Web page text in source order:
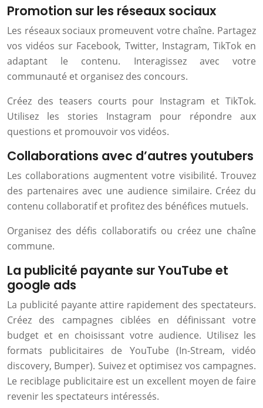
Promotion sur les réseaux sociaux
Les réseaux sociaux promeuvent votre chaîne. Partagez
vos vidéos sur Facebook, Twitter, Instagram, TikTok en
adaptant le contenu. Interagissez avec votre
communauté et organisez des concours.
Créez des teasers courts pour Instagram et TikTok.
Utilisez les stories Instagram pour répondre aux
questions et promouvoir vos vidéos.
Collaborations avec d’autres youtubers
Les collaborations augmentent votre visibilité. Trouvez
des partenaires avec une audience similaire. Créez du
contenu collaboratif et profitez des bénéfices mutuels.
Organisez des défis collaboratifs ou créez une chaîne
commune.
La publicité payante sur YouTube et
google ads
La publicité payante attire rapidement des spectateurs.
Créez des campagnes ciblées en définissant votre
budget et en choisissant votre audience. Utilisez les
formats publicitaires de YouTube (In-Stream, vidéo
discovery, Bumper). Suivez et optimisez vos campagnes.
Le reciblage publicitaire est un excellent moyen de faire
revenir les spectateurs intéressés.